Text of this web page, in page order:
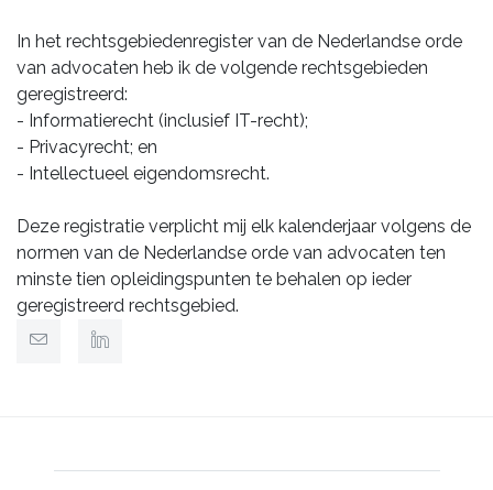
In het rechtsgebiedenregister van de Nederlandse orde
van advocaten heb ik de volgende rechtsgebieden
geregistreerd:
- Informatierecht (inclusief IT-recht);
- Privacyrecht; en
- Intellectueel eigendomsrecht.
Deze registratie verplicht mij elk kalenderjaar volgens de
normen van de Nederlandse orde van advocaten ten
minste tien opleidingspunten te behalen op ieder
geregistreerd rechtsgebied.